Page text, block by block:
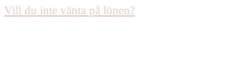
Vill du inte vänta på lönen?